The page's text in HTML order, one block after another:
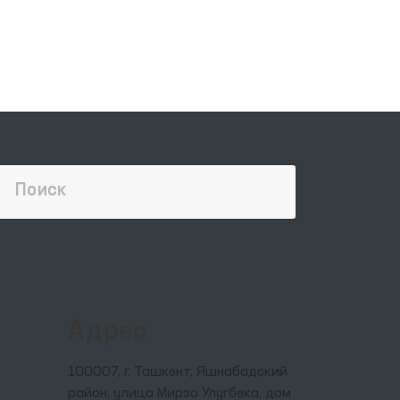
100007, г. Ташкент, Яшнабадский
район, улица Мирзо Улугбека, дом